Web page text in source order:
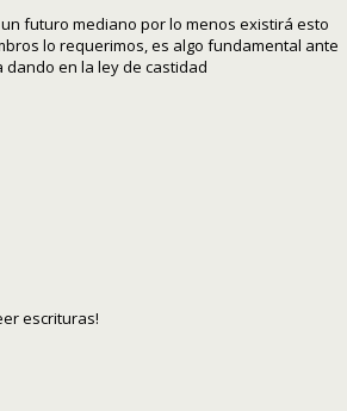
futuro mediano por lo menos existirá esto
lo requerimos, es algo fundamental ante
en la ley de castidad
escrituras!